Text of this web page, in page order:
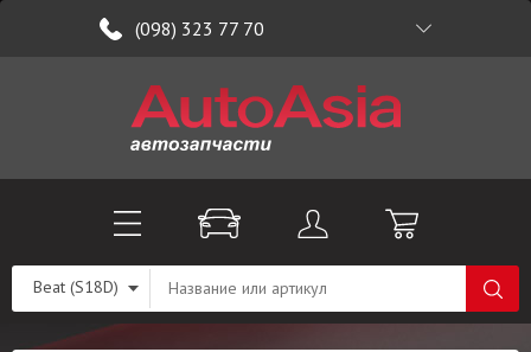
(098) 323 77 70
Beat (S18D)